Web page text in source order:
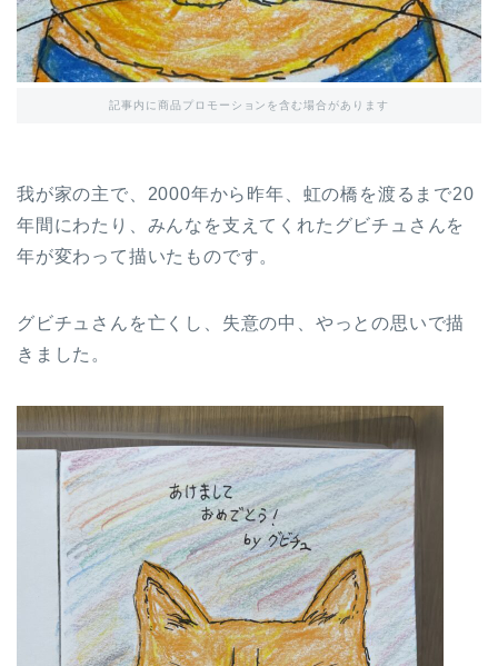
記事内に商品プロモーションを含む場合があります
我が家の主で、2000年から昨年、虹の橋を渡るまで20
年間にわたり、みんなを支えてくれたグビチュさんを
年が変わって描いたものです。
グビチュさんを亡くし、失意の中、やっとの思いで描
きました。